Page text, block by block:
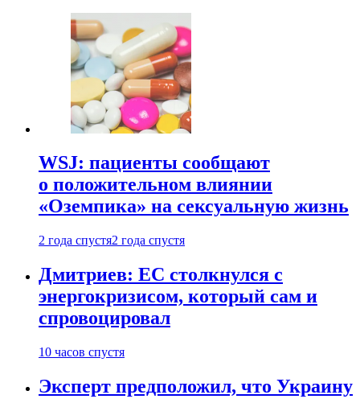
WSJ: пациенты сообщают
о положительном влиянии
«Оземпика» на сексуальную жизнь
2 года спустя2 года спустя
Дмитриев: ЕС столкнулся с
энергокризисом, который сам и
спровоцировал
10 часов спустя
Эксперт предположил, что Украину